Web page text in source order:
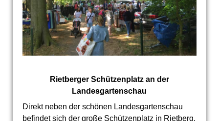
Rietberger Schützenplatz an der
Landesgartenschau
Direkt neben der schönen Landesgartenschau
befindet sich der große Schützenplatz in Rietberg.